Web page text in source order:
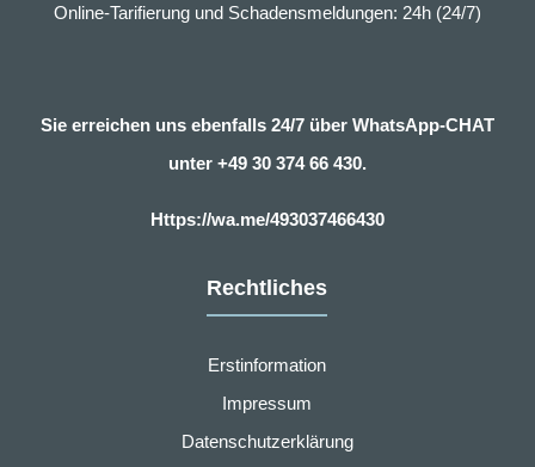
Online-Tarifierung und Schadensmeldungen: 24h (24/7)
Sie erreichen uns ebenfalls 24/7 über WhatsApp-CHAT
unter +49 30 374 66 430.
Https://wa.me/493037466430
Rechtliches
Erstinformation
Impressum
Datenschutzerklärung